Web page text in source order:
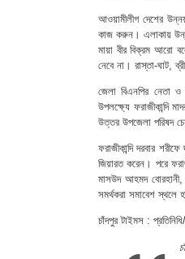
আওয়ামীলীগ দেশের
কাজ করুন। এলাকায়
মায়া বীর বিক্রম আরো
নেবে না। রাস্তা-ঘাট,
জেলা বিএনপির নেতা ও
উপলক্ষ্যে ফরাজীকান্দি
উত্তর উপজেলা পরিষদ
ফরাজীকান্দি দরবার
জিয়ারত করেন। পরে
মাসউদ আহমদ বোরহানী,
সমর্থকরা সমাবেশ স্থলে
চাঁদপুর টাইমস :